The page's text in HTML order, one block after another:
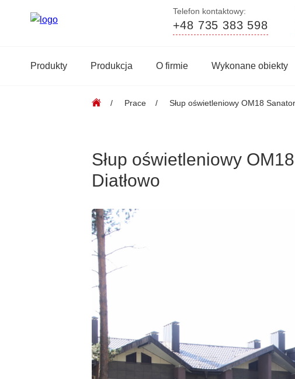
Telefon kontaktowy:
+48 735 383 598
Produkty Produkcja O firmie Wykonane obiekty
Prace Słup oświetleniowy OM18
Słup oświetleniowy
Diatłowo